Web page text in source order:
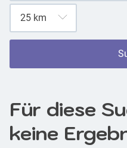
Für diese
keine